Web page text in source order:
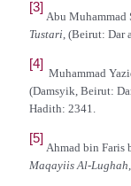
[3]
Abu Muhammad
Tustari , (Beirut:
[4]
Muhammad
(Damsyik, Beirut:
Hadith: 2341.
[5]
Ahmad bin Faris
Maqayiis Al-Lughah